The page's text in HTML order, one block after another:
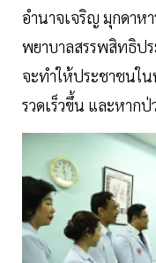
อำนาจเจริญ มุกดาห
พยาบาลสรรพสิทธิปร
จะทำให้ประชาชนใน
รวดเร็วขึ้น และหาก